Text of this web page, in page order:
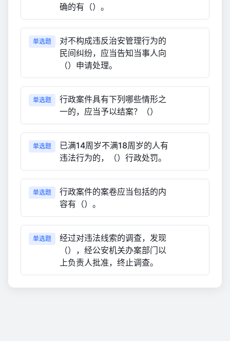
确的有（）。
单选题
对不构成违反治安管理行为的
民间纠纷，应当告知当事人向
（）申请处理。
单选题
行政案件具有下列哪些情形之
一的，应当予以结案？（）
单选题
已满14周岁不满18周岁的人有
违法行为的，（）行政处罚。
单选题
行政案件的案卷应当包括的内
容有（）。
单选题
经过对违法线索的调查，发现
（），经公安机关办案部门以
上负责人批准，终止调查。